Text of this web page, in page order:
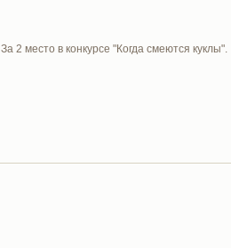
За 2 место в конкурсе "Когда смеются куклы".